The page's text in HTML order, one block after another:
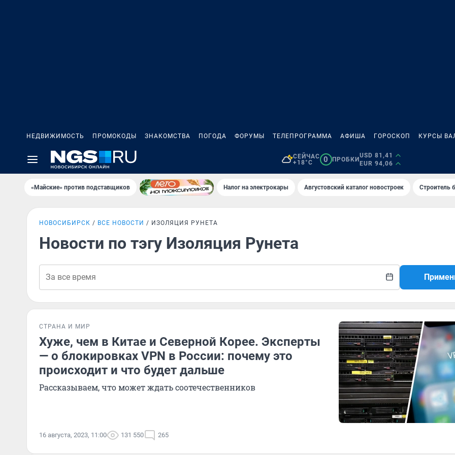
НЕДВИЖИМОСТЬ ПРОМОКОДЫ ЗНАКОМСТВА ПОГОДА ФОРУМЫ ТЕЛЕПРОГРАММА АФИША ГОРОСКОП КУРСЫ
СЕЙЧАС
+18°C
0 ПРОБКИ
USD 81,41
EUR 94,06
«Майские» против подставщиков Налог на электрокары Августовский каталог новостроек Строитель
НОВОСИБИРСК ВСЕ НОВОСТИ ИЗОЛЯЦИЯ РУНЕТА
Новости по тэгу Изоляция Рунета
СТРАНА И МИР
Хуже, чем в Китае и Северной Корее. Эксперты
— о блокировках VPN в России: почему это
происходит и что будет дальше
Рассказываем, что может ждать соотечественников
16 августа, 2023, 11:00 131 550 265